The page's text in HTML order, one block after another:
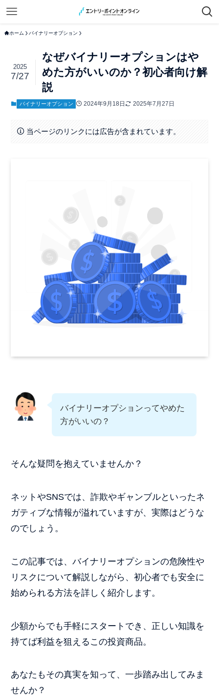
ホーム バイナリーオプション
なぜバイナリーオプションはや
めた方がいいのか？初心者向け解
説
2025
7/27
バイナリーオプション 2024年9月18日 2025年7月27日
当ページのリンクには広告が含まれています。
バイナリーオプションってやめた
方がいいの？
そんな疑問を抱えていませんか？
ネットやSNSでは、詐欺やギャンブルといったネ
ガティブな情報が溢れていますが、実際はどうな
のでしょう。
この記事では、バイナリーオプションの危険性や
リスクについて解説しながら、初心者でも安全に
始められる方法を詳しく紹介します。
少額からでも手軽にスタートでき、正しい知識を
持てば利益を狙えるこの投資商品。
あなたもその真実を知って、一歩踏み出してみま
せんか？